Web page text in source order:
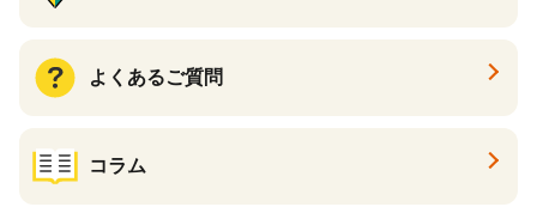
よくあるご質問
コラム